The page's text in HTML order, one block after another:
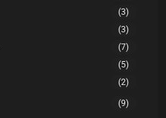
(3)
(3)
(7)
(5)
(2)
(9)